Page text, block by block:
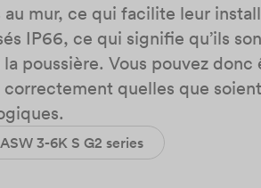
mur, ce qui facilite leur
IP66, ce qui signifie qu’ils
la poussière. Vous pouvez donc
quelles que
3-6K S G2 series